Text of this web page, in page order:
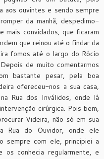
aos ouvintes e sendo sempre
da manhã, despedimo-
mais convidados, que ficaram
que reinou até o findar da
fomos até o largo do Rócio
de muito comentarmos
bastante pesar, pela boa
ofereceu-nos a sua casa,
Rua dos Inválidos, onde lá
cirúrgica. Pois bem,
Videira, não só em sua
Rua do Ouvidor, onde ele
sempre com ele, principiei a
os conhecia regularmente, e